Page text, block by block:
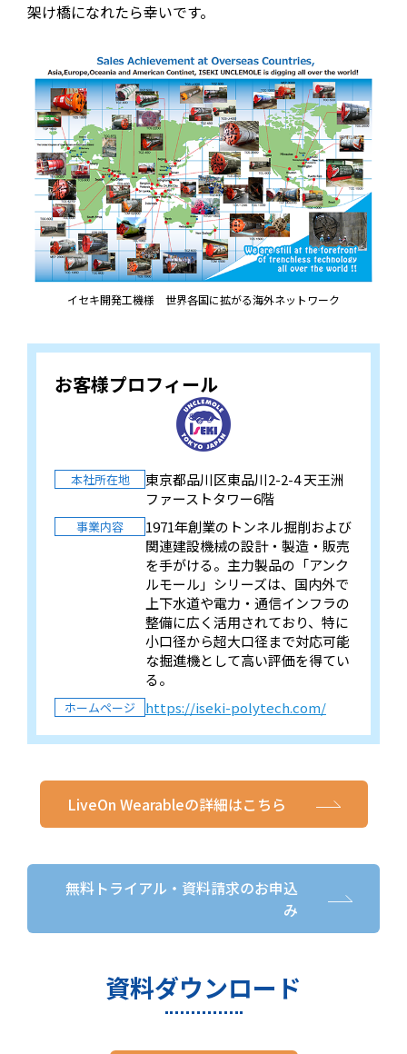
架け橋になれたら幸いです。
イセキ開発工機様 世界各国に拡がる海外ネットワーク
お客様プロフィール
本社所在地
東京都品川区東品川2-2-4 天王洲
ファーストタワー6階
事業内容
1971年創業のトンネル掘削および
関連建設機械の設計・製造・販売
を手がける。主力製品の「アンク
ルモール」シリーズは、国内外で
上下水道や電力・通信インフラの
整備に広く活用されており、特に
小口径から超大口径まで対応可能
な掘進機として高い評価を得てい
る。
ホームページ https://iseki-polytech.com/
LiveOn Wearableの詳細はこちら
無料トライアル・資料請求のお申込
み
資料ダウンロード